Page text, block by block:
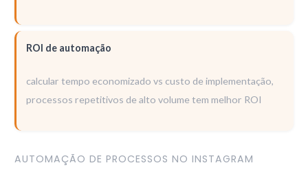
ROI de automação
calcular tempo economizado vs custo de implementação,
processos repetitivos de alto volume tem melhor ROI
AUTOMAÇÃO DE PROCESSOS NO INSTAGRAM